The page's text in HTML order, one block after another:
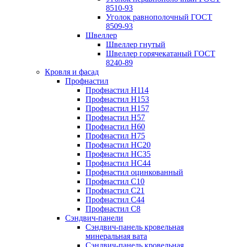
8510-93
Уголок равнополочный ГОСТ
8509-93
Швеллер
Швеллер гнутый
Швеллер горячекатаный ГОСТ
8240-89
Кровля и фасад
Профнастил
Профнастил Н114
Профнастил Н153
Профнастил Н157
Профнастил Н57
Профнастил Н60
Профнастил Н75
Профнастил НС20
Профнастил НС35
Профнастил НС44
Профнастил оцинкованный
Профнастил С10
Профнастил С21
Профнастил С44
Профнастил С8
Сэндвич-панели
Сэндвич-панель кровельная
минеральная вата
Сэндвич-панель кровельная